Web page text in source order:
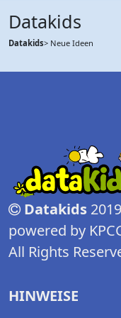
Datakids
Datakids> Neue Ideen
Datakids
powered by
All Rights
HINWEISE